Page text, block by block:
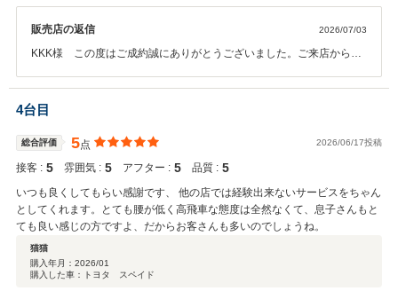
販売店の返信 2026/07/03
KKK様 この度はご成約誠にありがとうございました。ご来店からご
ざいません。先日、オイルメンテナンスにご来店の際にお車点検させ
ていただきましが大切に乗って頂いており嬉しい限りでございます。
幸いです。定期的な点検や消耗品交換などお任せください。メンテナ
ンスだけはしっかり必要お車でございます。是非ご用命ください。有
り難うございました。
4台目
総合評価 5点 2026/06/17投稿
接客 : 5 雰囲気 : 5 アフター : 5 品質 : 5
いつも良くしてもらい感謝です、 他の店では経験出来ないサービスをちゃん
としてくれます。とても腰が低く高飛車な態度は全然なくて、息子さんもと
ても良い感じの方ですよ、だからお客さんも多いのでしょうね。
猫猫
購入年月： 2026/01
購入した車：トヨタ スペイド